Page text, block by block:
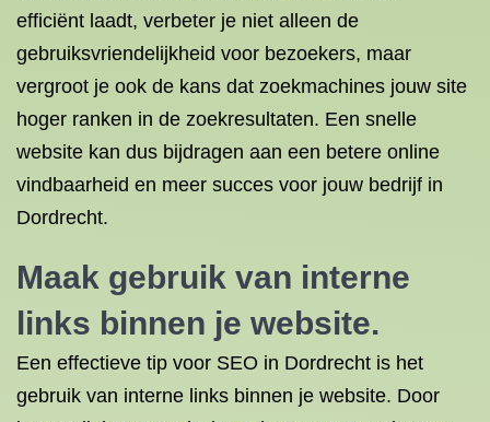
efficiënt laadt, verbeter je niet alleen de
gebruiksvriendelijkheid voor bezoekers, maar
vergroot je ook de kans dat zoekmachines jouw site
hoger ranken in de zoekresultaten. Een snelle
website kan dus bijdragen aan een betere online
vindbaarheid en meer succes voor jouw bedrijf in
Dordrecht.
Maak gebruik van interne
links binnen je website.
Een effectieve tip voor SEO in Dordrecht is het
gebruik van interne links binnen je website. Door